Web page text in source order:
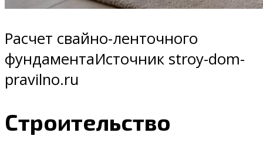
Расчет свайно-ленточного
фундаментаИсточник stroy-dom-
pravilno.ru
Строительство